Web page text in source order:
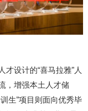
设计的“喜马拉雅”人
，增强本土人才储
生”项目则面向优秀毕